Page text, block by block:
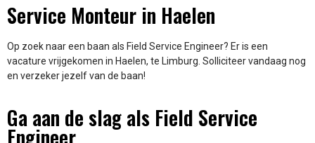
Service Monteur in Haelen
Op zoek naar een baan als Field Service Engineer? Er is een
vacature vrijgekomen in Haelen, te Limburg. Solliciteer vandaag nog
en verzeker jezelf van de baan!
Ga aan de slag als Field Service
Engineer